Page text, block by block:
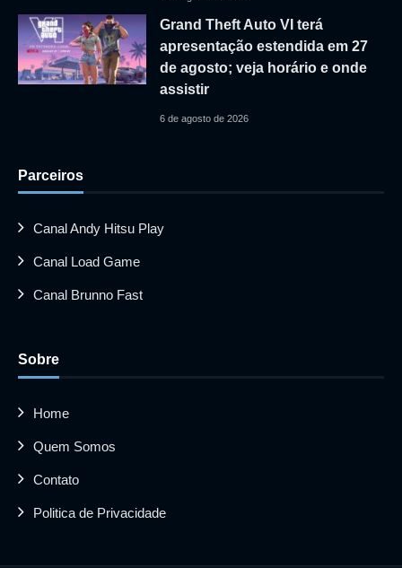
Grand Theft Auto VI terá
apresentação estendida em 27
de agosto; veja horário e onde
assistir
6 de agosto de 2026
Parceiros
Canal Andy Hitsu Play
Canal Load Game
Canal Brunno Fast
Sobre
Home
Quem Somos
Contato
Politica de Privacidade